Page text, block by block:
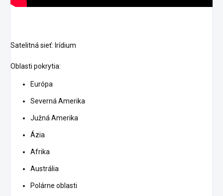
Satelitná sieť: Irídium
Oblasti pokrytia:
Európa
Severná Amerika
Južná Amerika
Ázia
Afrika
Austrália
Polárne oblasti